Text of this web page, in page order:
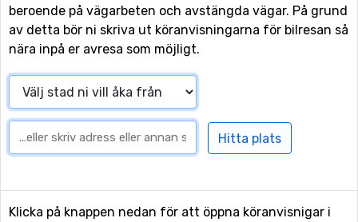
beroende på vägarbeten och avstängda vägar. På grund
av detta bör ni skriva ut köranvisningarna för bilresan så
nära inpå er avresa som möjligt.
Klicka på knappen nedan för att öppna köranvisnigar i